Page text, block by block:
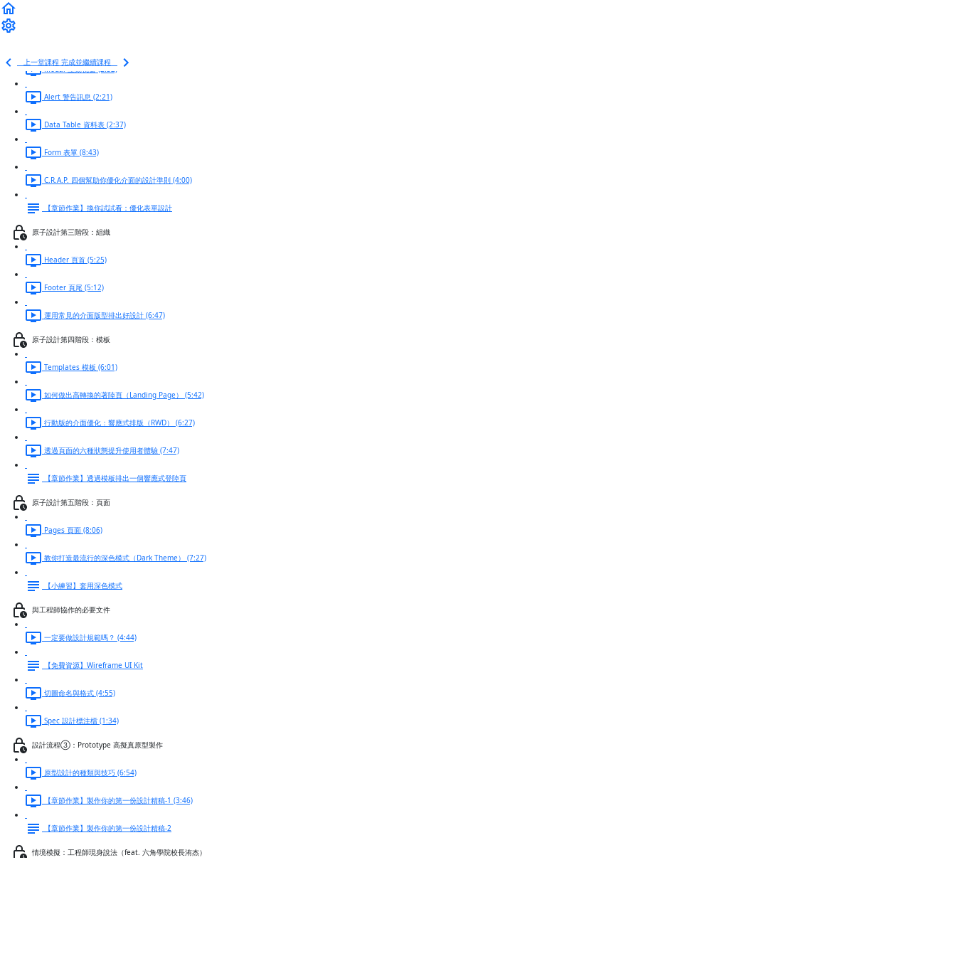
上一堂課程 完成並繼續課程
Modal 互動視窗 (2:52)
Alert 警告訊息 (2:21)
Data Table 資料表 (2:37)
Form 表單 (8:43)
C.R.A.P. 四個幫助你優化介面的設計準則 (4:00)
【章節作業】換你試試看：優化表單設計
原子設計第三階段：組織
Header 頁首 (5:25)
Footer 頁尾 (5:12)
運用常見的介面版型排出好設計 (6:47)
原子設計第四階段：模板
Templates 模板 (6:01)
如何做出高轉換的著陸頁（Landing Page） (5:42)
行動版的介面優化：響應式排版（RWD） (6:27)
透過頁面的六種狀態提升使用者體驗 (7:47)
【章節作業】透過模板排出一個響應式登陸頁
原子設計第五階段：頁面
Pages 頁面 (8:06)
教你打造最流行的深色模式（Dark Theme） (7:27)
【小練習】套用深色模式
與工程師協作的必要文件
一定要做設計規範嗎？ (4:44)
【免費資源】Wireframe UI Kit
切圖命名與格式 (4:55)
Spec 設計標注檔 (1:34)
設計流程③：Prototype 高擬真原型製作
原型設計的種類與技巧 (6:54)
【章節作業】製作你的第一份設計精稿-1 (3:46)
【章節作業】製作你的第一份設計精稿-2
情境模擬：工程師現身說法（feat. 六角學院校長洧杰）